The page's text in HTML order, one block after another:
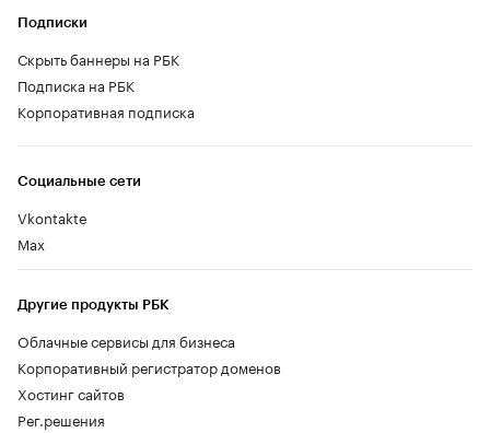
Социальные сети
Vkontakte
Max
Другие продукты РБК
Облачные сервисы для бизнеса
Корпоративный регистратор доменов
Хостинг сайтов
Рег.решения
Подписки
Скрыть баннеры на РБК
Подписка на РБК
Корпоративная подписка